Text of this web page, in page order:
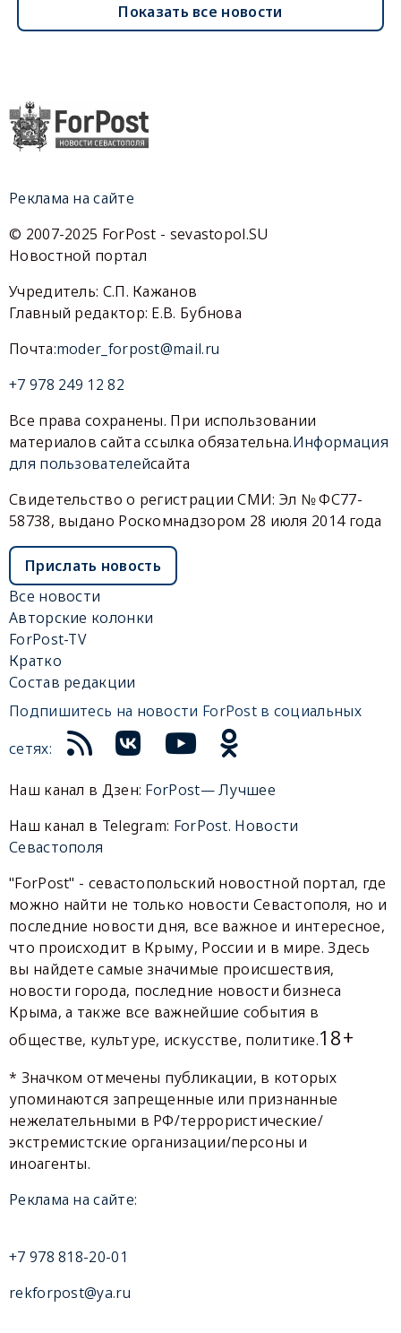
Показать все новости
Реклама на сайте
© 2007-2025 ForPost - sevastopol.SU
Новостной портал
Учредитель: С.П. Кажанов
Главный редактор: Е.В. Бубнова
Почта:moder_forpost@mail.ru
+7 978 249 12 82
Все права сохранены. При использовании
материалов сайта ссылка обязательна.Информация
для пользователейсайта
Свидетельство о регистрации СМИ: Эл № ФС77-
58738, выдано Роскомнадзором 28 июля 2014 года
Прислать новость
Все новости
Авторские колонки
ForPost-TV
Кратко
Состав редакции
Подпишитесь на новости ForPost в социальных
сетях:
Наш канал в Дзен: ForPost— Лучшее
Наш канал в Telegram: ForPost. Новости
Севастополя
"ForPost" - севастопольский новостной портал, где
можно найти не только новости Севастополя, но и
последние новости дня, все важное и интересное,
что происходит в Крыму, России и в мире. Здесь
вы найдете самые значимые происшествия,
новости города, последние новости бизнеса
Крыма, а также все важнейшие события в
обществе, культуре, искусстве, политике.18+
* Значком отмечены публикации, в которых
упоминаются запрещенные или признанные
нежелательными в РФ/террористические/
экстремистские организации/персоны и
иноагенты.
Реклама на сайте:
+7 978 818-20-01
rekforpost@ya.ru